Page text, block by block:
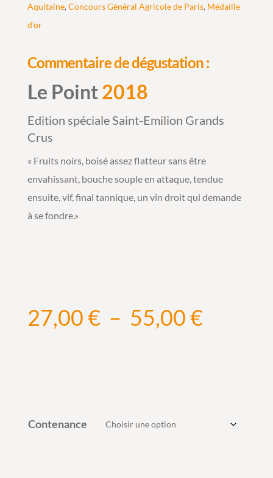
Aquitaine, Concours Général Agricole de Paris, Médaille
d'or
Commentaire de dégustation :
Le Point2018
Edition spéciale Saint-Emilion Grands
Crus
« Fruits noirs, boisé assez flatteur sans être
envahissant, bouche souple en attaque, tendue
ensuite, vif, final tannique, un vin droit qui demande
à se fondre.»
27,00€ – 55,00€Plage
Contenance